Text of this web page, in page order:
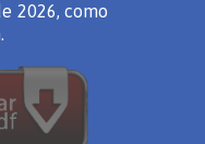
2026, como